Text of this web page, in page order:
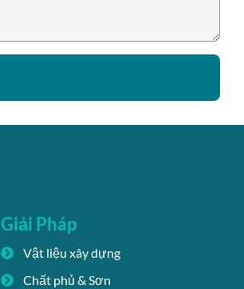
Giải Pháp
Vật liệu xây dựng
Chất phủ & Sơn